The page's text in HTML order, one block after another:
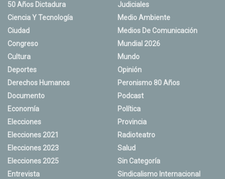
50 Años Dictadura
Ciencia Y Tecnología
Ciudad
Congreso
Cultura
Deportes
Derechos Humanos
Documento
Economía
Elecciones
Elecciones 2021
Elecciones 2023
Elecciones 2025
Entrevista
Judiciales
Medio Ambiente
Medios De Comunicación
Mundial 2026
Mundo
Opinión
Peronismo 80 Años
Podcast
Política
Provincia
Radioteatro
Salud
Sin Categoría
Sindicalismo Internacional